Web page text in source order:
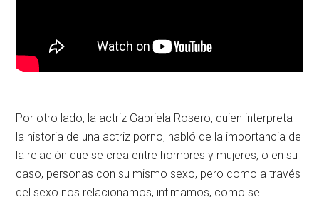
Por otro lado, la actriz Gabriela Rosero, quien interpreta
la historia de una actriz porno, habló de la importancia de
la relación que se crea entre hombres y mujeres, o en su
caso, personas con su mismo sexo, pero como a través
del sexo nos relacionamos, intimamos, como se